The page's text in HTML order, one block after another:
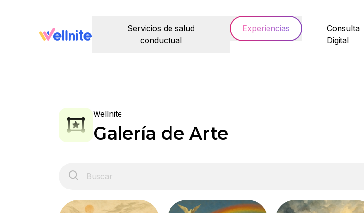
Servicios de salud
conductual
Experiencias
Consulta
Digital
Wellnite
Galería de Arte